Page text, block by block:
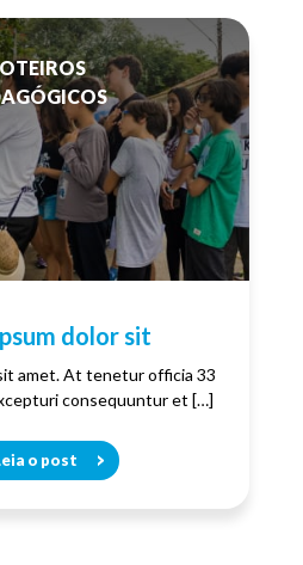
dolor sit
amet. At tenetur officia 33
consequuntur et […]
o post